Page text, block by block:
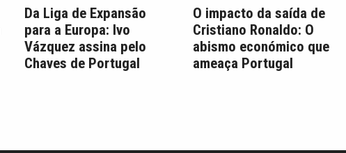
Da Liga de Expansão
para a Europa: Ivo
Vázquez assina pelo
Chaves de Portugal
O impacto da saída de
Cristiano Ronaldo: O
abismo económico que
ameaça Portugal